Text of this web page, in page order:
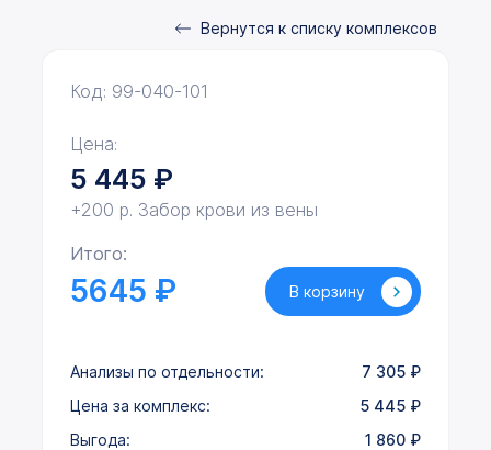
Вернутся к списку комплексов
Код: 99-040-101
Цена:
5 445 ₽
+200 р. Забор крови из вены
Итого:
5645 ₽ В корзину
Анализы по отдельности: 7 305 ₽
Цена за комплекс:
5 445 ₽
Выгода:
1 860 ₽